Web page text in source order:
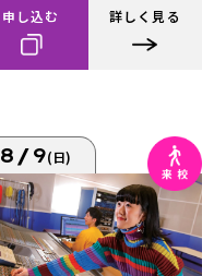
申し込む 詳しく見る
8/9(日)